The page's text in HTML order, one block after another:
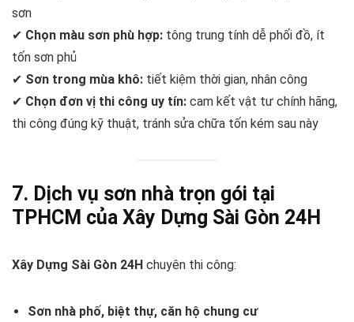
sơn
✔ Chọn màu sơn phù hợp: tông trung tính dễ phối đồ, ít
tốn sơn phủ
✔ Sơn trong mùa khô: tiết kiệm thời gian, nhân công
✔ Chọn đơn vị thi công uy tín: cam kết vật tư chính hãng,
thi công đúng kỹ thuật, tránh sửa chữa tốn kém sau này
7. Dịch vụ sơn nhà trọn gói tại
TPHCM của Xây Dựng Sài Gòn 24H
Xây Dựng Sài Gòn 24H chuyên thi công:
Sơn nhà phố, biệt thự, căn hộ chung cư